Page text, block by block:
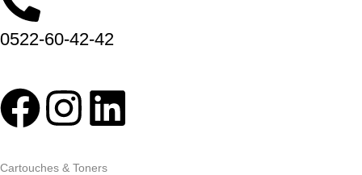
0522-60-42-42
Cartouches & Toners